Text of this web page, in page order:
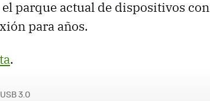
parque actual de dispositivos con
para años.
.
USB 3.0